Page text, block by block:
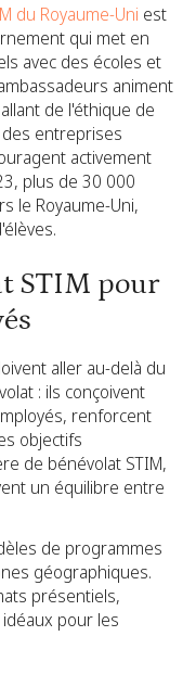
du Royaume-Uni est
qui met en
avec des écoles et
animent
de l'éthique de
entreprises
activement
plus de 30 000
le Royaume-Uni,
STIM pour
aller au-delà du
: ils conçoivent
renforcent
objectifs
de bénévolat STIM,
un équilibre entre
de programmes
géographiques.
présentiels,
pour les